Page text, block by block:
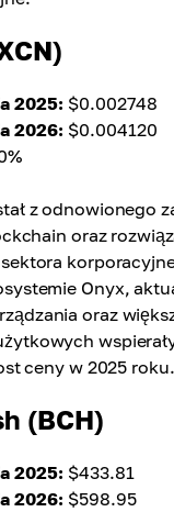
2025: $0.002748
2026: $0.004120
z odnowionego
oraz
Onyx,
oraz
ceny w 2025 roku.
(BCH)
2025: $433.81
2026: $598.95